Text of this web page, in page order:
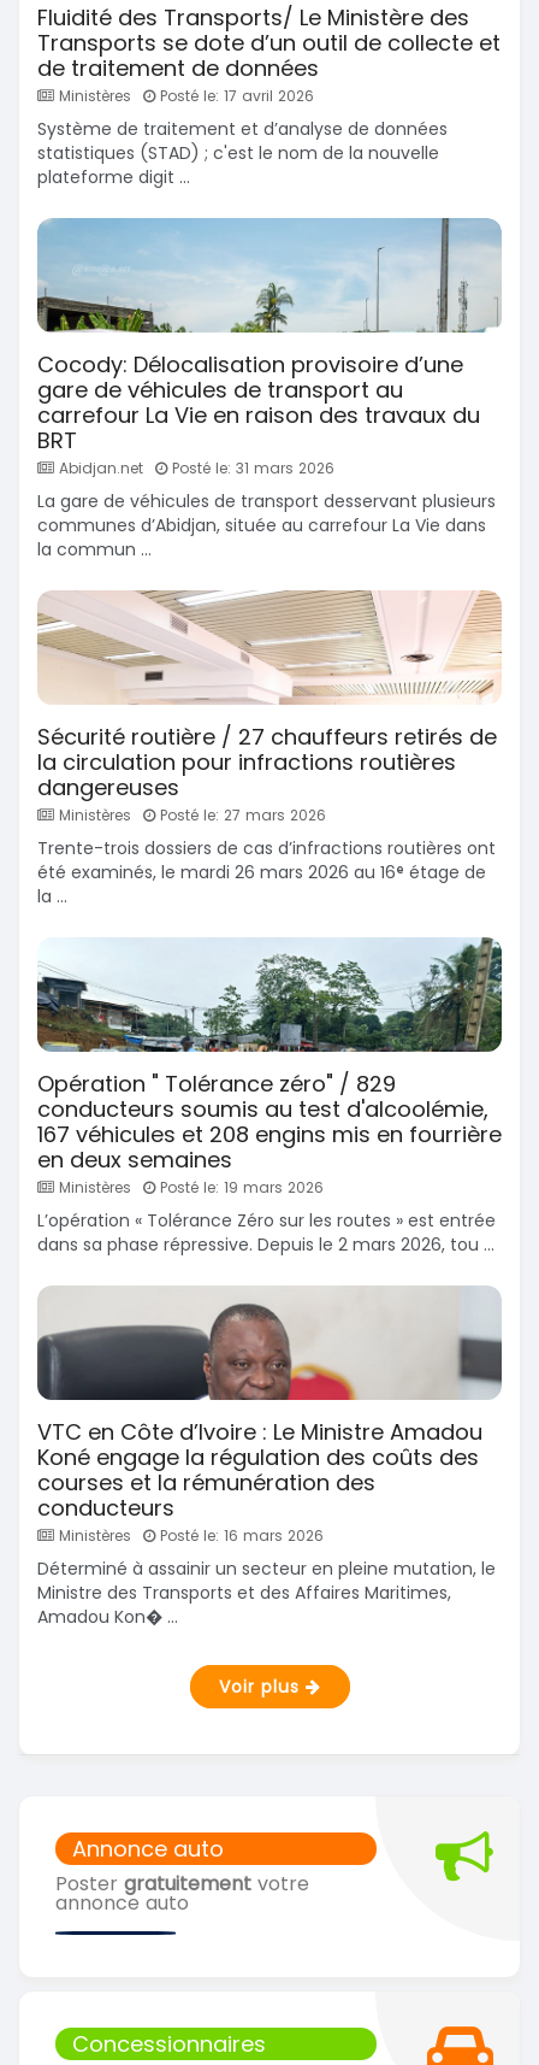
Annonce auto
Poster gratuitement votre
annonce auto
Concessionnaires
Fluidité des Transports/ Le Ministère des
Transports se dote d’un outil de collecte et
de traitement de données
Ministères Posté le: 17 avril 2026
Système de traitement et d’analyse de données
statistiques (STAD) ; c'est le nom de la nouvelle
plateforme digit ...
Cocody: Délocalisation provisoire d’une
gare de véhicules de transport au
carrefour La Vie en raison des travaux du
BRT
Abidjan.net Posté le: 31 mars 2026
La gare de véhicules de transport desservant plusieurs
communes d’Abidjan, située au carrefour La Vie dans
la commun ...
Sécurité routière / 27 chauffeurs retirés de
la circulation pour infractions routières
dangereuses
Ministères Posté le: 27 mars 2026
Trente-trois dossiers de cas d’infractions routières ont
été examinés, le mardi 26 mars 2026 au 16ᵉ étage de
la ...
Opération " Tolérance zéro" / 829
conducteurs soumis au test d'alcoolémie,
167 véhicules et 208 engins mis en fourrière
en deux semaines
Ministères Posté le: 19 mars 2026
L’opération « Tolérance Zéro sur les routes » est entrée
dans sa phase répressive. Depuis le 2 mars 2026, tou ...
VTC en Côte d’Ivoire : Le Ministre Amadou
Koné engage la régulation des coûts des
courses et la rémunération des
conducteurs
Ministères Posté le: 16 mars 2026
Déterminé à assainir un secteur en pleine mutation, le
Ministre des Transports et des Affaires Maritimes,
Amadou Kon� ...
Voir plus